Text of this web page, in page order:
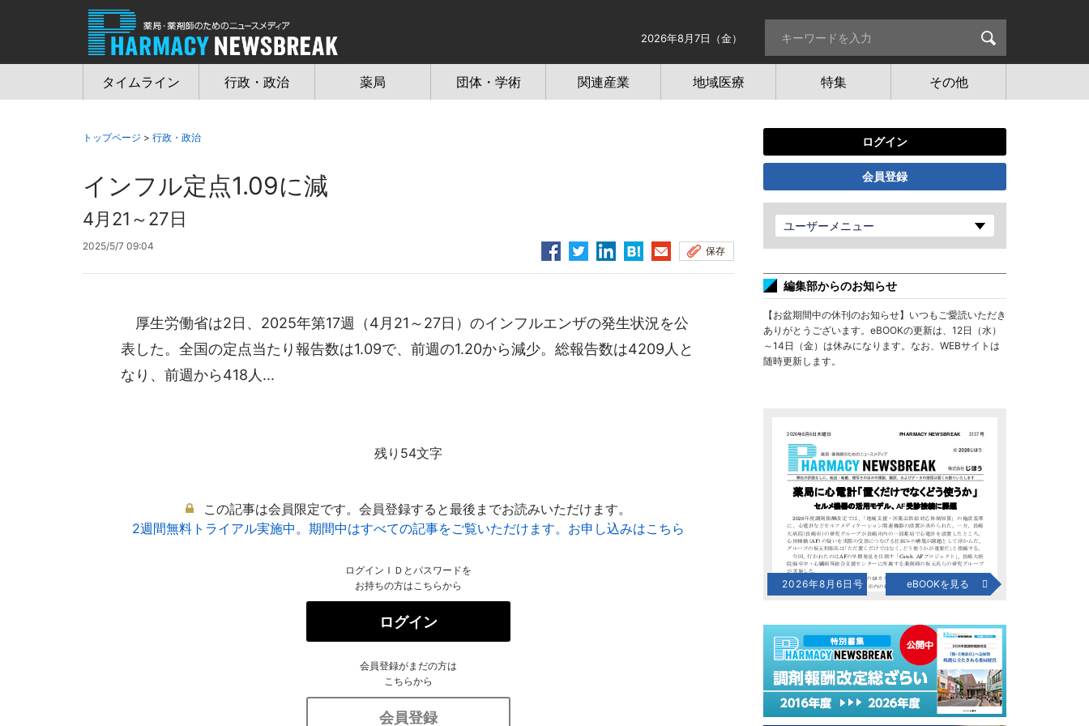
2026年8月7日（金）
タイムライン 行政・政治 薬局 団体・学術 関連産業 地域医療 特集 その他
トップページ > 行政・政治
インフル定点1.09に減
4月21～27日
2025/5/7 09:04 保存
厚生労働省は2日、2025年第17週（4月21～27日）のインフルエンザの発生状況を公
表した。全国の定点当たり報告数は1.09で、前週の1.20から減少。総報告数は4209人と
なり、前週から418人...
残り54文字
この記事は会員限定です。会員登録すると最後までお読みいただけます。
2週間無料トライアル実施中。期間中はすべての記事をご覧いただけます。お申し込みはこちら
ログインＩＤとパスワードを
お持ちの方はこちらから
ログイン
会員登録がまだの方は
こちらから
会員登録
ログイン
会員登録
ユーザーメニュー
編集部からのお知らせ
【お盆期間中の休刊のお知らせ】いつもご愛読いただき
ありがとうございます。eBOOKの更新は、12日（水）
～14日（金）は休みになります。なお、WEBサイトは
随時更新します。
2026年8月6日号 eBOOKを見る